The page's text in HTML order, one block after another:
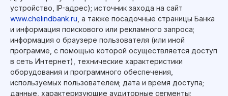
устройство, IP-адрес); источник захода на сайт
www.chelindbank.ru , а также посадочные страницы Банка
и информация поискового или рекламного запроса;
информация о браузере пользователя (или иной
программе, с помощью которой осуществляется доступ
в сеть Интернет), технические характеристики
оборудования и программного обеспечения,
используемых пользователем; дата и время доступа;
данные, характеризующие аудиторные сегменты;